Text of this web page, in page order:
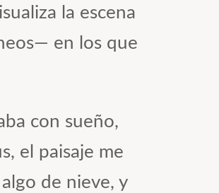
la escena
en los que
con sueño,
el paisaje me
de nieve, y